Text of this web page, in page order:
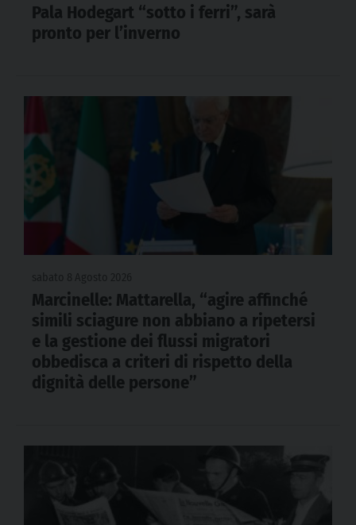
Pala Hodegart “sotto i ferri”, sarà
pronto per l’inverno
Marcinelle: Mattarella, “agire affinché
simili sciagure non abbiano a ripetersi
e la gestione dei flussi migratori
obbedisca a criteri di rispetto della
dignità delle persone”